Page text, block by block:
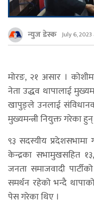
न्युज डेस्क July 6, 2023
मोरङ, २१ असार ।
नेता उद्धव थापालाई
खापुङ्ले उनलाई
मुख्यमन्त्री नियुक्त गरेका
९३ सदस्यीय
केन्द्रका सभामुखसहित
जनता समाजवादी
समर्थन रहेको भन्दै
पेस गरेका थिए ।